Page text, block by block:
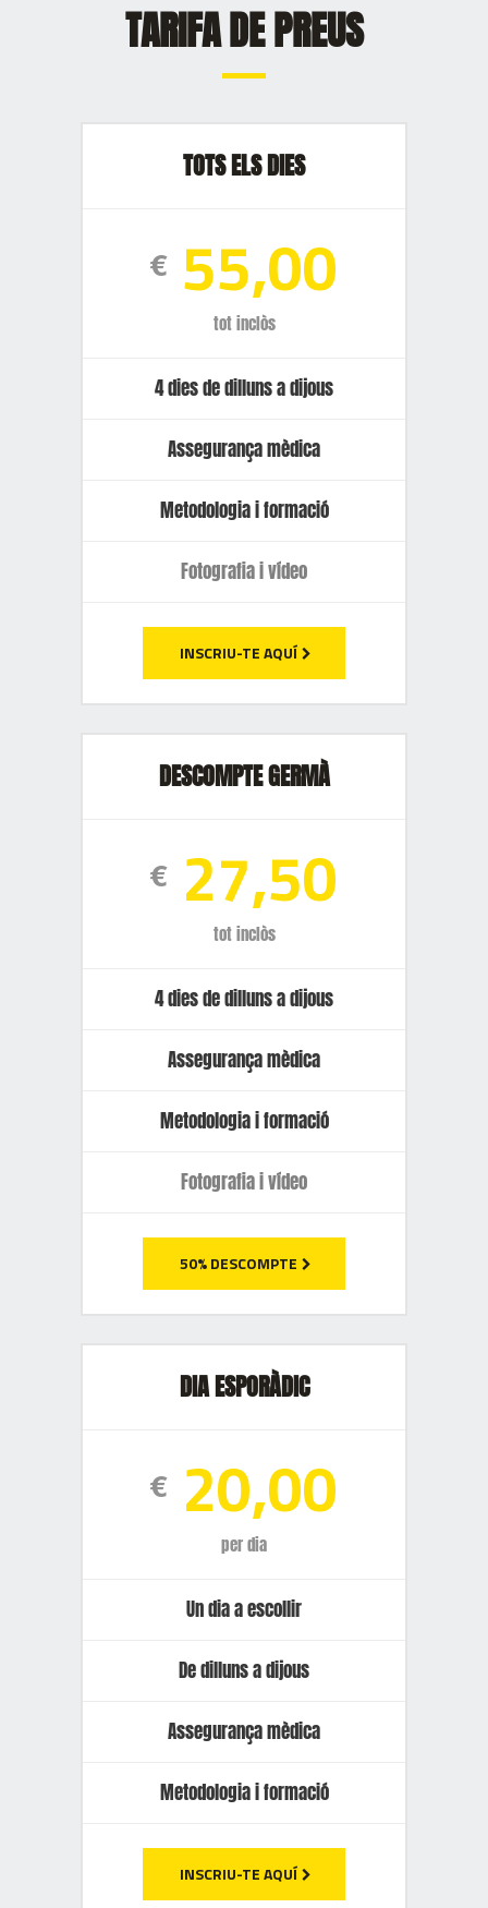
TARIFA DE PREUS
TOTS ELS DIES
€ 55,00
tot inclòs
4 dies de dilluns a dijous
Assegurança mèdica
Metodologia i formació
Fotografia i vídeo
INSCRIU-TE AQUÍ
DESCOMPTE GERMÀ
€ 27,50
tot inclòs
4 dies de dilluns a dijous
Assegurança mèdica
Metodologia i formació
Fotografia i vídeo
50% DESCOMPTE
DIA ESPORÀDIC
€ 20,00
per dia
Un dia a escollir
De dilluns a dijous
Assegurança mèdica
Metodologia i formació
INSCRIU-TE AQUÍ